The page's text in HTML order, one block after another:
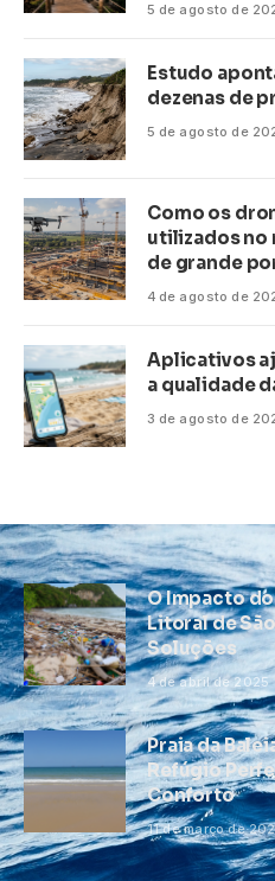
5 de agosto de
Estudo
dezenas de
5 de agosto de
Como os
utilizados no
de grande
4 de agosto de
Aplicativos
a qualidade
3 de agosto de
O Impacto
Litoral de
Soluções
4 de abril de 2025
Praia da
Refúgio
Conforto
11 de março de